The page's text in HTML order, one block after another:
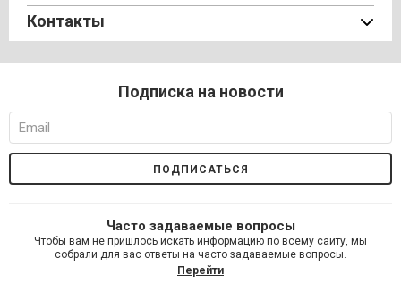
Контакты
Подписка на новости
Часто задаваемые вопросы
Чтобы вам не пришлось искать информацию по всему сайту, мы
собрали для вас ответы на часто задаваемые вопросы.
Перейти